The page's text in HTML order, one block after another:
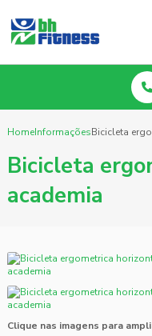
HomeInformaçõesBicicleta
Bicicleta
academia
Clique nas imagens para